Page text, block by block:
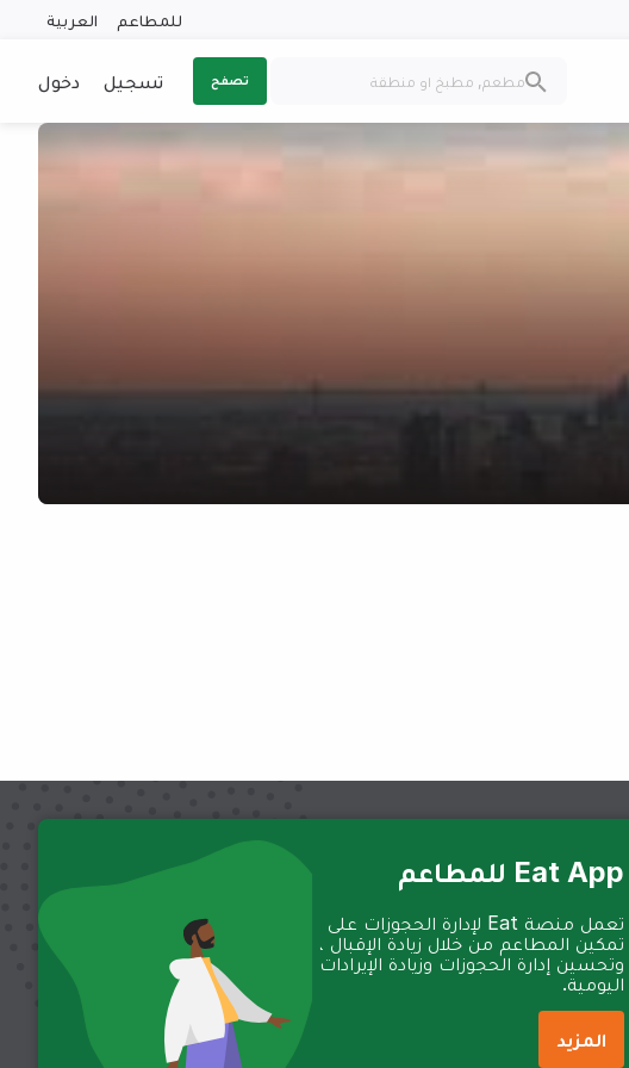
للمطاعم العربية
تصفح تسجيل دخول
Eat App للمطاعم
تعمل منصة Eat لإدارة الحجوزات على
تمكين المطاعم من خلال زيادة الإقبال ،
وتحسين إدارة الحجوزات وزيادة الإيرادات
اليومية.
المزيد